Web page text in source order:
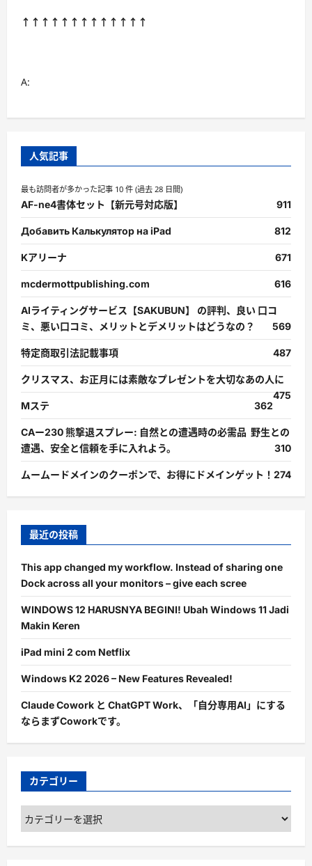
↑↑↑↑↑↑↑↑↑↑↑↑↑
A:
人気記事
最も訪問者が多かった記事 10 件 (過去 28 日間)
AF-ne4書体セット【新元号対応版】 911
Добавить Калькулятор на iPad 812
Kアリーナ 671
mcdermottpublishing.com 616
AIライティングサービス【SAKUBUN】 の評判、良い 口コ
ミ、悪い口コミ、メリットとデメリットはどうなの？
569
特定商取引法記載事項 487
クリスマス、お正月には素敵なプレゼントを大切なあの人に
475
Mステ
362
CAー230 熊撃退スプレー: 自然との遭遇時の必需品 野生との
遭遇、安全と信頼を手に入れよう。
310
ムームードメインのクーポンで、お得にドメインゲット！ 274
最近の投稿
This app changed my workflow. Instead of sharing one
Dock across all your monitors – give each scree
WINDOWS 12 HARUSNYA BEGINI! Ubah Windows 11 Jadi
Makin Keren
iPad mini 2 com Netflix
Windows K2 2026 – New Features Revealed!
Claude Cowork と ChatGPT Work、「自分専用AI」にする
ならまずCoworkです。
カテゴリー
カ
テ
ゴ